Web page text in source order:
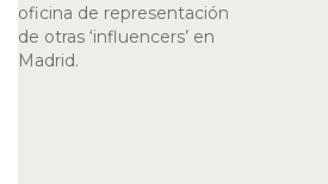
oficina de representación
de otras ‘influencers’ en
Madrid.